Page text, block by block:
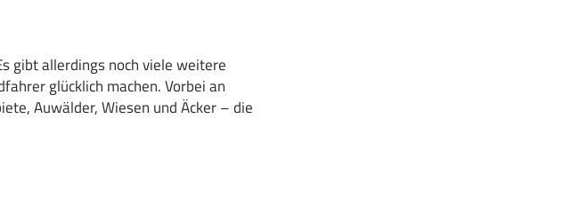
gibt allerdings noch viele weitere
glücklich machen. Vorbei an
Auwälder, Wiesen und Äcker – die